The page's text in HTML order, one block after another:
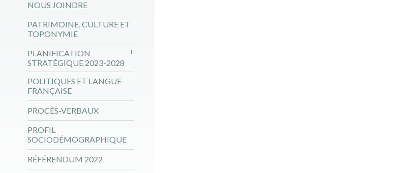
NOUS JOINDRE
PATRIMOINE, CULTURE ET
TOPONYMIE
PLANIFICATION
STRATÉGIQUE 2023-2028
POLITIQUES ET LANGUE
FRANÇAISE
PROCÈS-VERBAUX
PROFIL
SOCIODÉMOGRAPHIQUE
RÉFÉRENDUM 2022